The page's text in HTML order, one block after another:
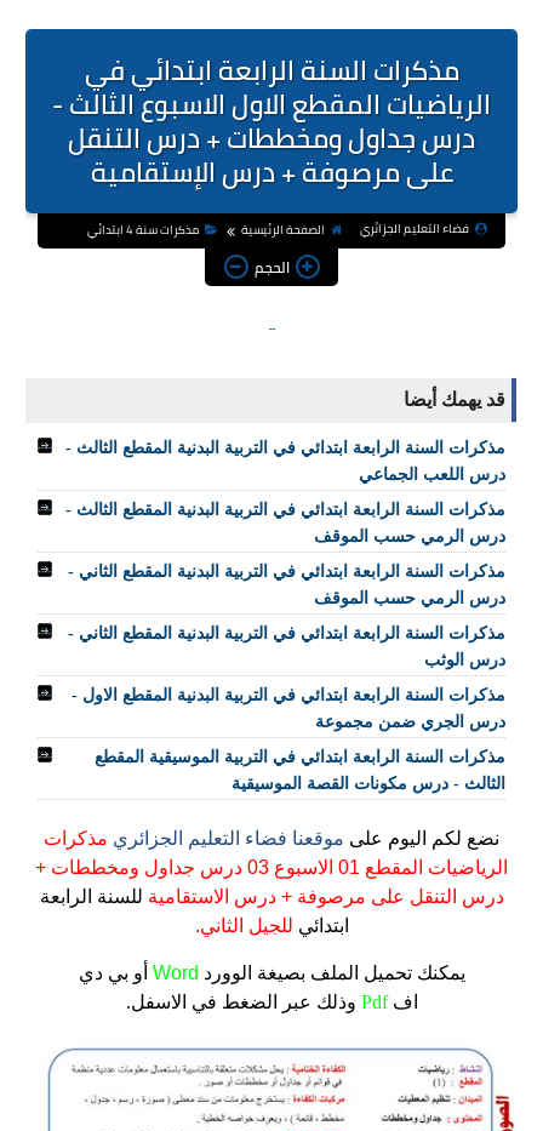
مذكرات السنة الرابعة ابتدائي في
الرياضيات المقطع الاول الاسبوع الثالث -
درس جداول ومخططات + درس التنقل
على مرصوفة + درس الإستقامية
فضاء التعليم الجزائري الصفحة الرئيسية مذكرات سنة 4 ابتدائي
الحجم
قد يهمك أيضا
مذكرات السنة الرابعة ابتدائي في التربية البدنية المقطع الثالث -
درس اللعب الجماعي
مذكرات السنة الرابعة ابتدائي في التربية البدنية المقطع الثالث -
درس الرمي حسب الموقف
مذكرات السنة الرابعة ابتدائي في التربية البدنية المقطع الثاني -
درس الرمي حسب الموقف
مذكرات السنة الرابعة ابتدائي في التربية البدنية المقطع الثاني -
درس الوثب
مذكرات السنة الرابعة ابتدائي في التربية البدنية المقطع الاول -
درس الجري ضمن مجموعة
مذكرات السنة الرابعة ابتدائي في التربية الموسيقية المقطع
الثالث - درس مكونات القصة الموسيقية
نضع لكم اليوم على موقعنا فضاء التعليم الجزائري مذكرات
الرياضيات المقطع 01 الاسبوع 03 درس جداول ومخططات +
درس التنقل على مرصوفة + درس الاستقامية للسنة الرابعة
ابتدائي للجيل الثاني.
يمكنك تحميل الملف بصيغة الوورد Word أو بي دي
افPdf وذلك عبر الضغط في الاسفل.